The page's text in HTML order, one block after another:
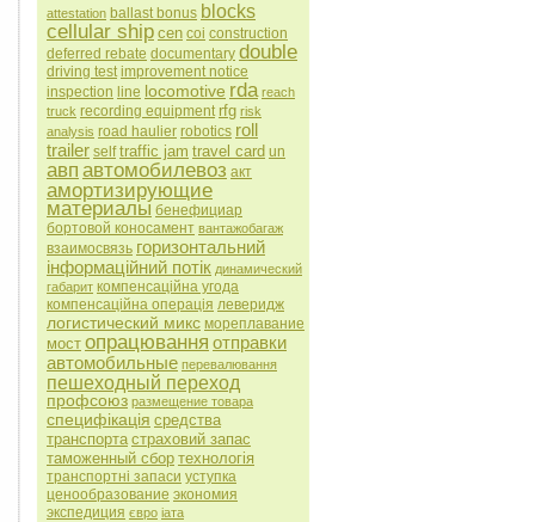
attestation ballast bonus blocks
cellular ship cen coi construction
deferred rebate documentary double
driving test improvement notice
inspection line locomotive rda reach
truck recording equipment rfg risk
analysis road haulier robotics roll
trailer self traffic jam travel card un
авп автомобилевоз акт
амортизирующие
материалы бенефициар
бортовой коносамент вантажобагаж
взаимосвязь горизонтальний
інформаційний потік динамический
габарит компенсаційна угода
компенсаційна операція леверидж
логистический микс мореплавание
мост опрацювання отправки
автомобильные перевалювання
пешеходный переход
профсоюз размещение товара
специфікація средства
транспорта страховий запас
таможенный сбор технологія
транспортні запаси уступка
ценообразование экономия
экспедиция євро іата